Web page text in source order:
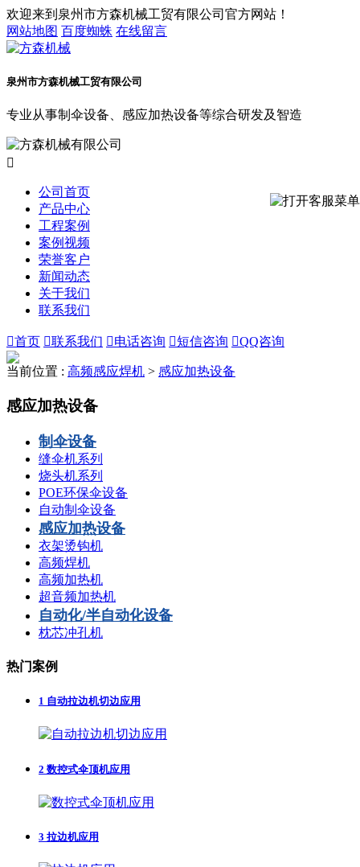
欢迎来到泉州市方森机械工贸有限公司官方网站！
网站地图 百度蜘蛛 在线留言
泉州市方森机械工贸有限公司
专业从事制伞设备、感应加热设备等综合研发及智造

公司首页
产品中心
工程案例
案例视频
荣誉客户
新闻动态
关于我们
联系我们
首页 联系我们 电话咨询 短信咨询 QQ咨询
当前位置 : 高频感应焊机 > 感应加热设备
感应加热设备
制伞设备
缝伞机系列
烧头机系列
POE环保伞设备
自动制伞设备
感应加热设备
衣架烫钩机
高频焊机
高频加热机
超音频加热机
自动化/半自动化设备
枕芯冲孔机
热门案例
1 自动拉边机切边应用
2 数控式伞顶机应用
3 拉边机应用